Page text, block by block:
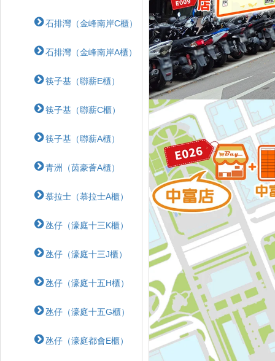
石排灣（金峰南岸C櫃）
石排灣（金峰南岸A櫃）
筷子基（聯薪E櫃）
筷子基（聯薪C櫃）
筷子基（聯薪A櫃）
青洲（茵豪薈A櫃）
慕拉士（慕拉士A櫃）
氹仔（濠庭十三K櫃）
氹仔（濠庭十三J櫃）
氹仔（濠庭十五H櫃）
氹仔（濠庭十五G櫃）
氹仔（濠庭都會E櫃）